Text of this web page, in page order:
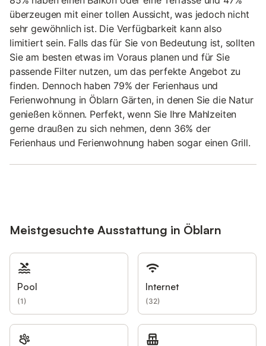
überzeugen mit einer tollen Aussicht, was jedoch nicht
sehr gewöhnlich ist. Die Verfügbarkeit kann also
limitiert sein. Falls das für Sie von Bedeutung ist, sollten
Sie am besten etwas im Voraus planen und für Sie
passende Filter nutzen, um das perfekte Angebot zu
finden. Dennoch haben 79% der Ferienhaus und
Ferienwohnung in Öblarn Gärten, in denen Sie die Natur
genießen können. Perfekt, wenn Sie Ihre Mahlzeiten
gerne draußen zu sich nehmen, denn 36% der
Ferienhaus und Ferienwohnung haben sogar einen Grill.
Meistgesuchte Ausstattung in Öblarn
Pool
(1)
Internet
(32)